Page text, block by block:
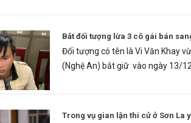
Bắt đối tượng lừa 3 cô gái bán
Đối tượng có tên là Vi Văn Khay
(Nghệ An) bắt giữ vào ngày 13/
Trong vụ gian lận thi cử ở Sơn La